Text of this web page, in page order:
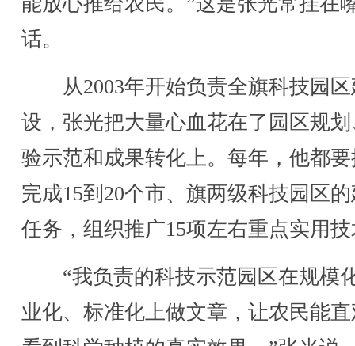
话。
从2003年开始负责全旗科技园区
设，张光把大量心血花在了园区规
验示范和成果转化上。每年，他都
完成15到20个市、旗两级科技园区
任务，组织推广15项左右重点实用
“我负责的科技示范园区在规模
业化、标准化上做文章，让农民能